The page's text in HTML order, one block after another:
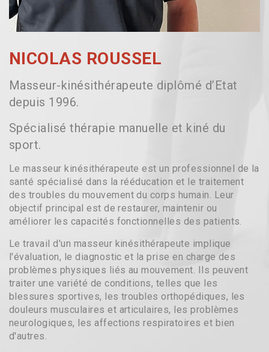
NICOLAS ROUSSEL
Masseur-kinésithérapeute diplômé d’Etat
depuis 1996.
Spécialisé thérapie manuelle et kiné du
sport.
Le masseur kinésithérapeute est un professionnel de la
santé spécialisé dans la rééducation et le traitement
des troubles du mouvement du corps humain. Leur
objectif principal est de restaurer, maintenir ou
améliorer les capacités fonctionnelles des patients.
Le travail d'un masseur kinésithérapeute implique
l'évaluation, le diagnostic et la prise en charge des
problèmes physiques liés au mouvement. Ils peuvent
traiter une variété de conditions, telles que les
blessures sportives, les troubles orthopédiques, les
douleurs musculaires et articulaires, les problèmes
neurologiques, les affections respiratoires et bien
d'autres.